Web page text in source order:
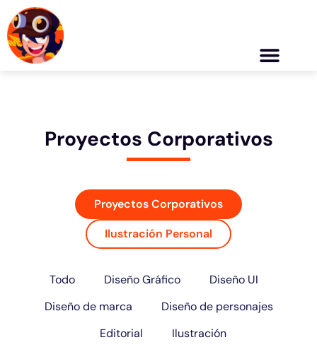
Proyectos Corporativos
Proyectos Corporativos
Ilustración Personal
Todo Diseño Gráfico
Diseño UI
Diseño de marca
Diseño de personajes
Editorial
Ilustración